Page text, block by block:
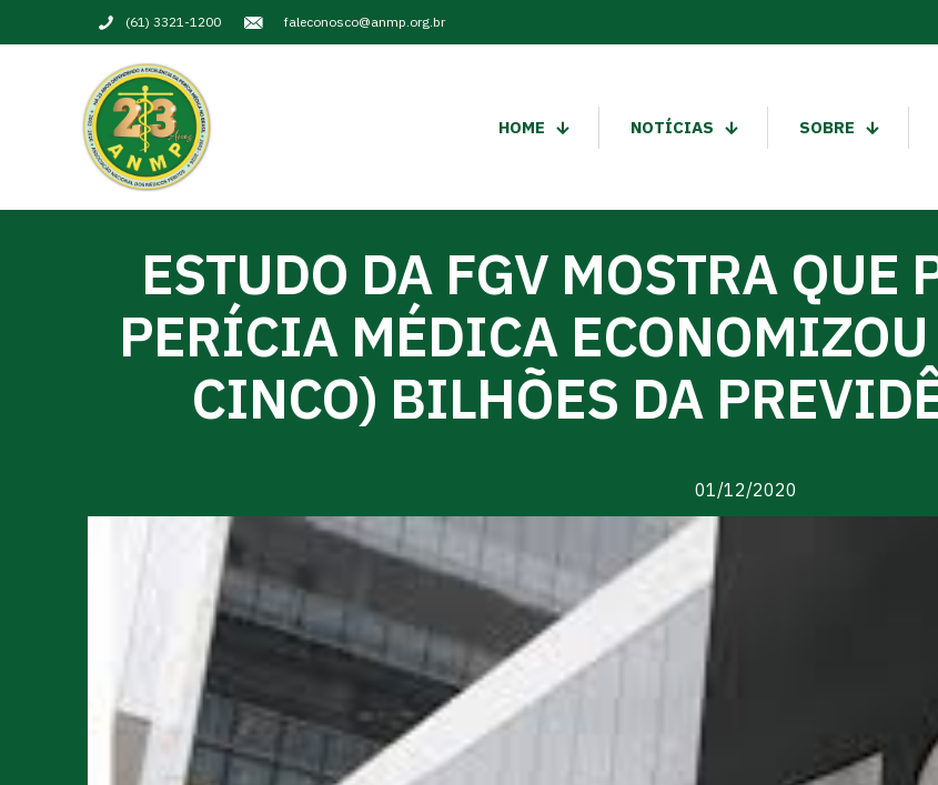
(61) 3321-1200 faleconosco@anmp.org.br
HOME NOTÍCIAS SOBRE
ESTUDO DA FGV MOSTRA QUE
PERÍCIA MÉDICA
CINCO) BILHÕES DA
01/12/2020